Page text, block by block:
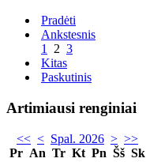
Pradėti
Ankstesnis
1
2 3
Kitas
Paskutinis
Artimiausi renginiai
<< < Spal. 2026 > >>
Pr An Tr Kt Pn Šš Sk